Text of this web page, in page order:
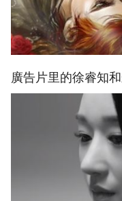
廣告片里的徐睿知